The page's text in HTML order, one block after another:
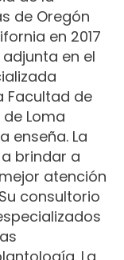
de Oregón
en 2017
en el
Facultad de
Loma
enseña. La
brindar a
atención
consultorio